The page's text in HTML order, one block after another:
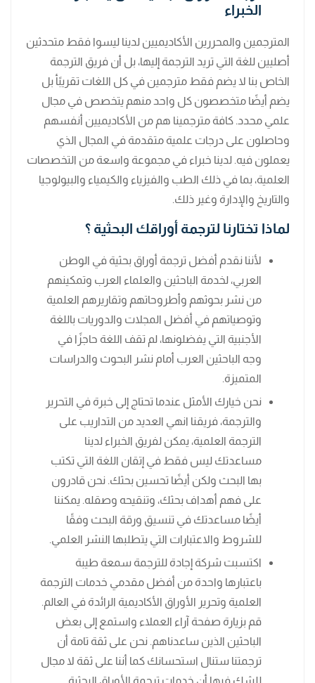
الخبراء
المترجمين والمحررين الأكاديميين لدينا ليسوا فقط متحدثين
أصليين للغة التي تريد الترجمة إليها، بل أن فريق الترجمة
الخاص بنا لا يضم فقط مترجمين في كل اللغات تقريبًأ بل
يضم أيضًا متخصصون كل واحد منهم يتخصص في مجال
علمي محدد. كافة مترجمينا هم من الأكاديميين أنفسهم
وحاصلون على درجات علمية متقدمة في المجال الذي
يعملون فيه. لدينا خبراء في مجموعة واسعة من التخصصات
العلمية، بما في ذلك الطب والفيزياء والكيمياء والبيولوجيا
والتاريخ والإدارة وغير ذلك.
لماذا تختارنا لترجمة أوراقك البحثية ؟
لأننا نقدم أفضل ترجمة أوراق بحثية في الوطن
العربي، لخدمة الباحثين والعلماء العرب وتمكينهم
من نشر بحوثهم وأطروحاتهم وتقاريرهم العلمية
وتوصياتهم في أفضل المجلات والدوريات باللغة
الأجنبية التي يفضلونها، لم تقف اللغة حاجزًا في
وجه الباحثين العرب أمام نشر البحوث والدراسات
المتميزة.
نحن خيارك الأمثل عندما تحتاج إلى خبرة في التحرير
والترجمة، فريقنا انهي العديد من التداريب على
الترجمة العلمية، يمكن لفريق الخبراء ‏لدينا
مساعدتك ليس فقط في إتقان اللغة التي تكتب
بها البحث ولكن أيضًا ‏تحسين بحثك. نحن قادرون
على فهم أهداف بحثك، ‏وتنقيحه وصقله. يمكننا
أيضًا مساعدتك ‏في تنسيق ورقة البحث وفقًا
للشروط والاعتبارات التي يتطلبها النشر العلمي.
اكتسبت شركة إجادة للترجمة سمعة طيبة
باعتبارها واحدة من أفضل مقدمي خدمات الترجمة
العلمية وتحرير الأوراق الأكاديمية الرائدة في العالم.
قم بزيارة صفحة آراء العملاء واستمع إلى بعض
الباحثين الذين ساعدناهم. نحن على ثقة تامة أن
ترجمتنا ستنال استحسانك كما أننا على ثقة لا مجال
للشك فيها أن خدمات ترجمة الأوراق البحثية